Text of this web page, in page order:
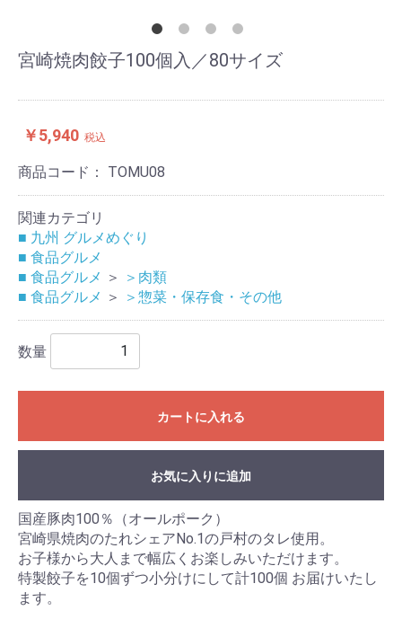
宮崎焼肉餃子100個入／80サイズ
￥5,940 税込
商品コード： TOMU08
関連カテゴリ
■ 九州 グルメめぐり
■ 食品グルメ
■ 食品グルメ ＞
＞肉類
■ 食品グルメ ＞ ＞惣菜・保存食・その他
数量
カートに入れる
お気に入りに追加
国産豚肉100％（オールポーク）
宮崎県焼肉のたれシェアNo.1の戸村のタレ使用。
お子様から大人まで幅広くお楽しみいただけます。
特製餃子を10個ずつ小分けにして計100個 お届けいたし
ます。